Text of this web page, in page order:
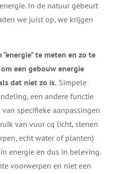
In de natuur gebeurt
we juist op, we krijgen
te meten en zo te
een gebouw energie
dat niet zo is. Simpele
een andere functie
specifieke aanpassingen
van vuur cq licht, stenen
echt water of planten)
energie en dus in beleving.
voorwerpen en niet een